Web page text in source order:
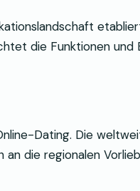
die Funktionen
Dating. Die
die regionalen